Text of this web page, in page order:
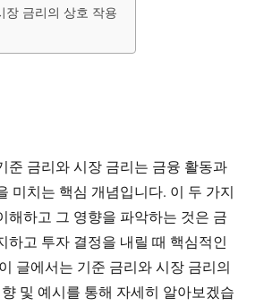
장 금리의 상호 작용
준 금리와 시장 금리는 금융 활동과
미치는 핵심 개념입니다. 이 두 가지
해하고 그 영향을 파악하는 것은 금
하고 투자 결정을 내릴 때 핵심적인
글에서는 기준 금리와 시장 금리의
및 예시를 통해 자세히 알아보겠습